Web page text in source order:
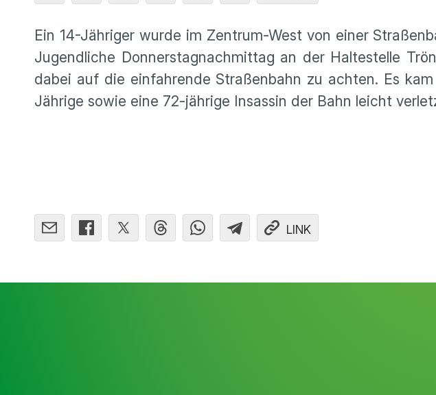
Ein 14-Jähriger wurde im Zentrum-West von einer
Jugendliche Donnerstagnachmittag an der Haltestelle
dabei auf die einfahrende Straßenbahn zu achten. Es
Jährige sowie eine 72-jährige Insassin der Bahn leicht
LINK